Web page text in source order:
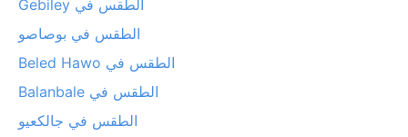
الطقس في Gebiley
الطقس في بوصاصو
الطقس في Beled Hawo
الطقس في Balanbale
الطقس في جالكعيو